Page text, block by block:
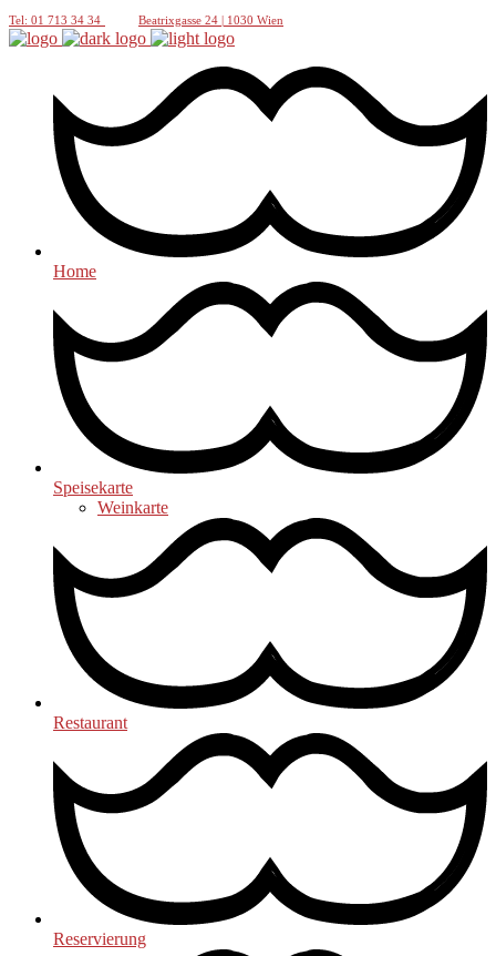
Tel: 01 713 34 34 Beatrixgasse 24 | 1030 Wien
Home
Speisekarte
Weinkarte
Restaurant
Reservierung